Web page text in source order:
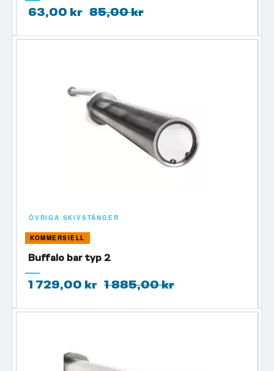
63,00 kr 85,00 kr
ÖVRIGA SKIVSTÄNGER
KOMMERSIELL
Buffalo bar typ 2
1 729,00 kr 1 885,00 kr